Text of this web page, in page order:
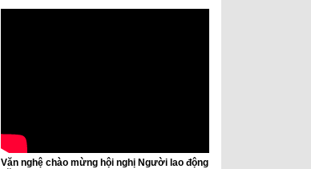
Văn nghệ chào mừng hội nghị Người lao động